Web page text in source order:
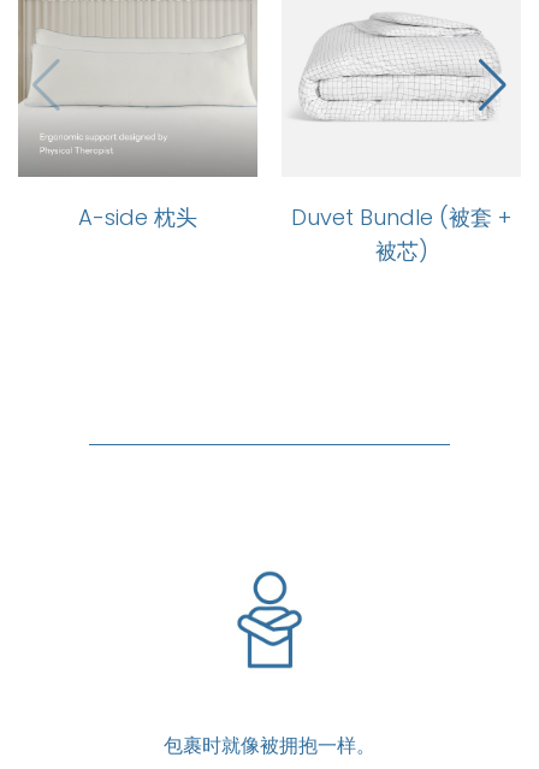
A-side 枕头
Duvet Bundle (被套 +
被芯)
包裹时就像被拥抱一样。